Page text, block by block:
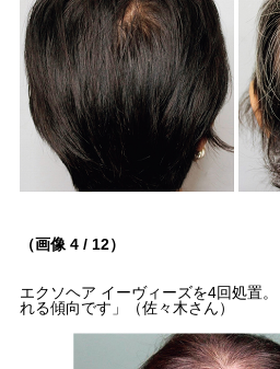
（画像 4 / 12）
エクソヘア イーヴィーズを4回処置
れる傾向です」（佐々木さん）